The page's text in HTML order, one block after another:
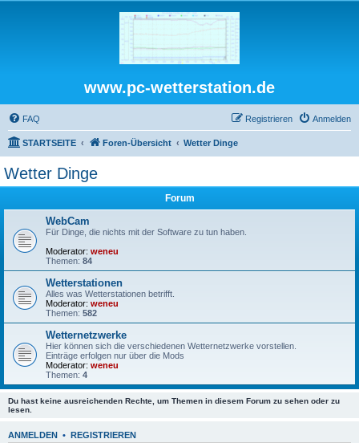
www.pc-wetterstation.de
FAQ Anmelden
Registrieren
STARTSEITE Foren-Übersicht Wetter Dinge
Wetter Dinge
Forum
WebCam
Für Dinge, die nichts mit der Software zu tun haben.
Moderator: weneu
Themen: 84
Wetterstationen
Alles was Wetterstationen betrifft.
Moderator: weneu
Themen: 582
Wetternetzwerke
Hier können sich die verschiedenen Wetternetzwerke vorstellen.
Einträge erfolgen nur über die Mods
Moderator: weneu
Themen: 4
Du hast keine ausreichenden Rechte, um Themen in diesem Forum zu sehen oder zu
lesen.
ANMELDEN • REGISTRIEREN